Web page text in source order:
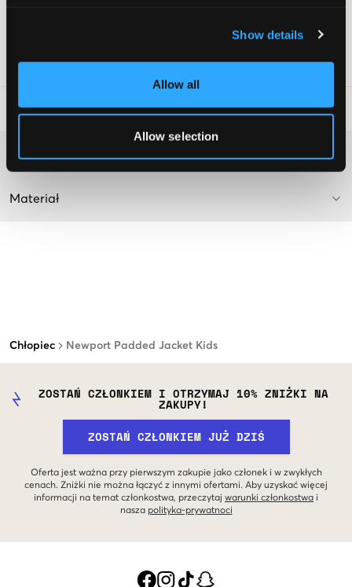
Show details
Allow all
Allow selection
Chłopiec Newport Padded Jacket Kids
Numer pozycji:130581-002
Wskazówki dotyczące prania:
Więcej informacji na temat instrukcji prania
Materiał
ZOSTAŃ CZŁONKIEM I OTRZYMAJ 10% ZNIŻKI NA
ZAKUPY!
ZOSTAŃ CZŁONKIEM JUŻ DZIŚ
Oferta jest ważna przy pierwszym zakupie jako członek i w zwykłych
cenach. Zniżki nie można łączyć z innymi ofertami. Aby uzyskać więcej
informacji na temat członkostwa, przeczytaj warunki członkostwa i
nasza polityka-prywatnoci